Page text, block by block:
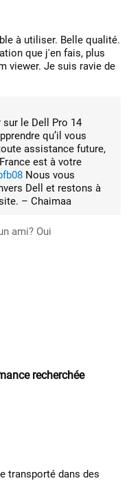
à utiliser. Belle qualité.
que j'en fais, plus
viewer. Je suis ravie de
le Dell Pro 14
qu’il vous
assistance future,
est à votre
Nous vous
Dell et restons à
– Chaimaa
ami? Oui
recherchée
transporté dans des